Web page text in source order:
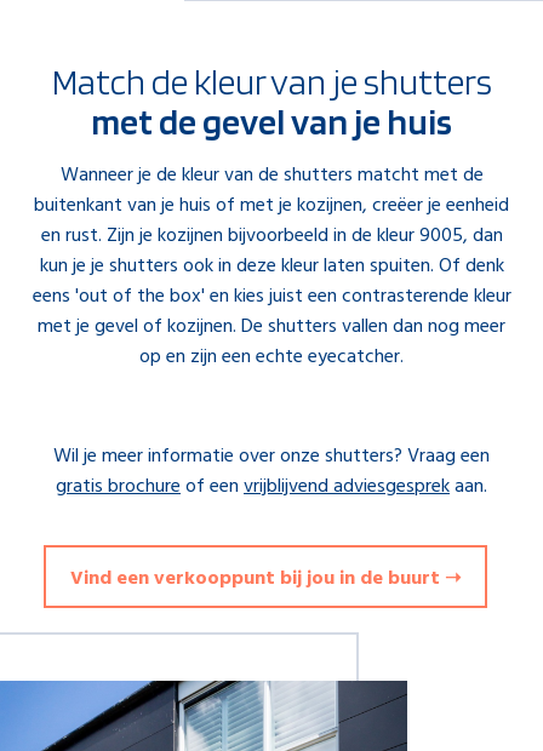
Match de kleur van je shutters
met de gevel van je huis
Wanneer je de kleur van de shutters matcht met de
buitenkant van je huis of met je kozijnen, creëer je eenheid
en rust. Zijn je kozijnen bijvoorbeeld in de kleur 9005, dan
kun je je shutters ook in deze kleur laten spuiten. Of denk
eens 'out of the box' en kies juist een contrasterende kleur
met je gevel of kozijnen. De shutters vallen dan nog meer
op en zijn een echte eyecatcher.
Wil je meer informatie over onze shutters? Vraag een
gratis brochureof eenvrijblijvend adviesgesprekaan.
Vind een verkooppunt bij jou in de buurt ➝